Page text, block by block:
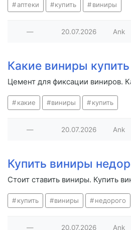
аптеки купить виниры
— 20.07.2026 Ank
Какие виниры купить
Цемент для фиксации виниров.
какие виниры купить
— 20.07.2026 Ank
Купить виниры
Стоит ставить виниры. Купить
купить виниры недорого
— 20.07.2026 Ank